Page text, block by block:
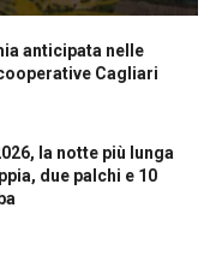
anticipata nelle
Cagliari
la notte più lunga
due palchi e 10